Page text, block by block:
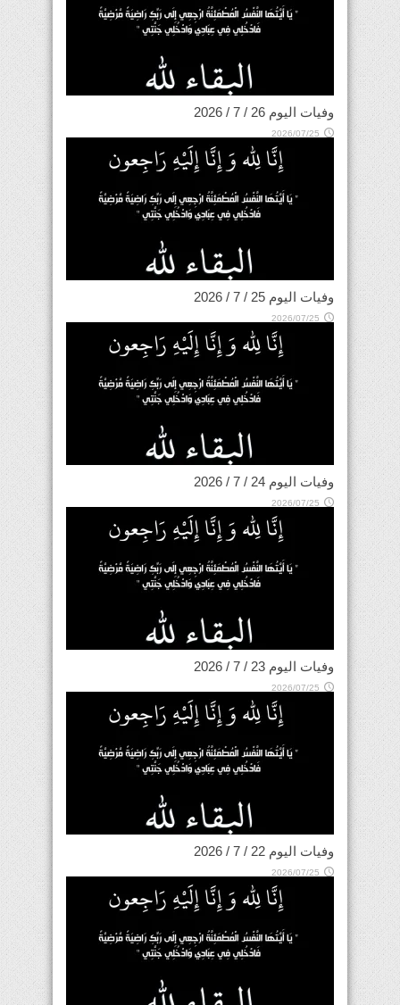
وفيات اليوم 26 / 7 / 2026
2026/07/25
وفيات اليوم 25 / 7 / 2026
2026/07/25
وفيات اليوم 24 / 7 / 2026
2026/07/25
وفيات اليوم 23 / 7 / 2026
2026/07/25
وفيات اليوم 22 / 7 / 2026
2026/07/25